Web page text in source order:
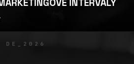
INTERVALY